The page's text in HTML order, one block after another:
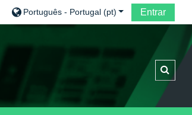
Português - Portugal ‎(pt)‎ Entrar